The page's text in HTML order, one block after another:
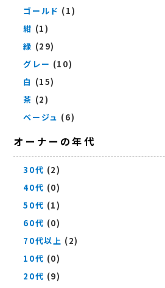
ゴールド (1)
紺 (1)
緑 (29)
グレー (10)
白 (15)
茶 (2)
ベージュ (6)
オーナーの年代
30代 (2)
40代 (0)
50代 (1)
60代 (0)
70代以上 (2)
10代 (0)
20代 (9)